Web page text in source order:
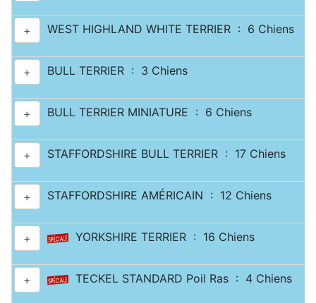
+ WEST HIGHLAND WHITE TERRIER : 6 Chiens
+ BULL TERRIER : 3 Chiens
+ BULL TERRIER MINIATURE : 6 Chiens
+ STAFFORDSHIRE BULL TERRIER : 17 Chiens
+ STAFFORDSHIRE AMÉRICAIN : 12 Chiens
+ YORKSHIRE TERRIER : 16 Chiens
+ TECKEL STANDARD Poil Ras : 4 Chiens